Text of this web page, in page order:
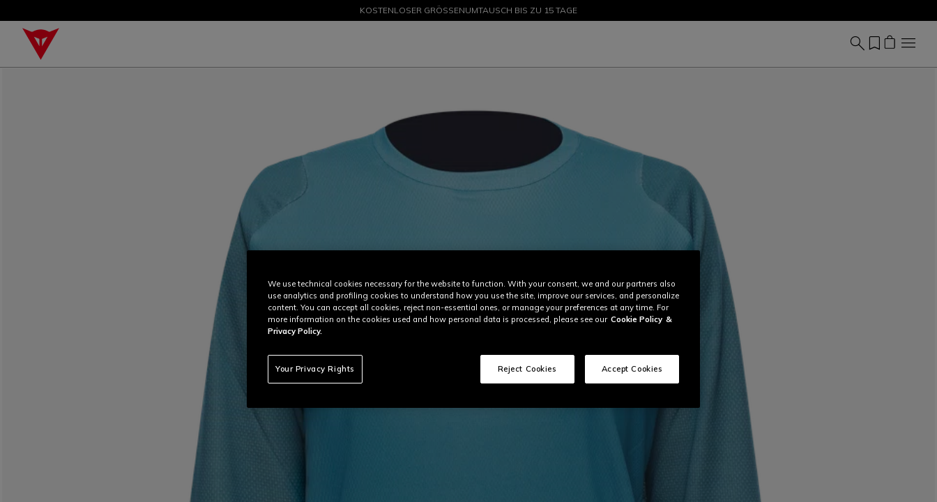
SALE BIS ZU -50 % – JETZT SHOPPEN
KOSTENLOSER GRÖSSENUMTAUSCH BIS ZU 15 TAGE
We use technical cookies necessary for the website to function. With your consent, we and our partners also
use analytics and profiling cookies to understand how you use the site, improve our services, and personalize
content. You can accept all cookies, reject non-essential ones, or manage your preferences at any time. For
more information on the cookies used and how personal data is processed, please see our Cookie Policy &
Privacy Policy.
Your Privacy Rights Reject Cookies Accept Cookies